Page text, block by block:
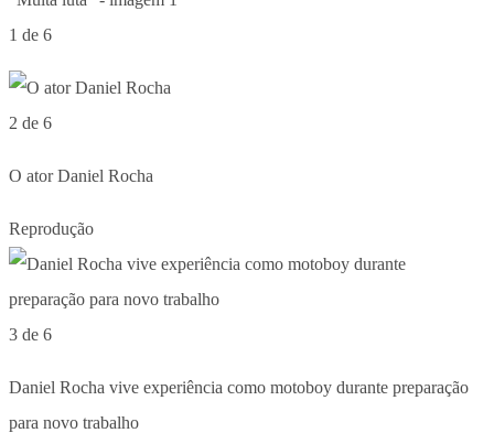
1 de 6
2 de 6
O ator Daniel Rocha
Reprodução
3 de 6
Daniel Rocha vive experiência como motoboy durante preparação
para novo trabalho